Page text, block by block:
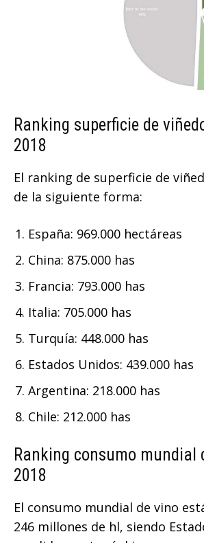
Ranking superficie de
2018
El ranking de superficie de
de la siguiente forma:
España: 969.000 hectáreas
China: 875.000 has
Francia: 793.000 has
Italia: 705.000 has
Turquía: 448.000 has
Estados Unidos: 439.000 has
Argentina: 218.000 has
Chile: 212.000 has
Ranking consumo mundial
2018
El consumo mundial de vino
246 millones de hl, siendo